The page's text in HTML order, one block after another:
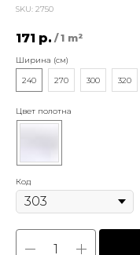
SKU: 2750
171 р. / 1 m²
Ширина (см)
240
270 300 320
Цвет полотна
Код